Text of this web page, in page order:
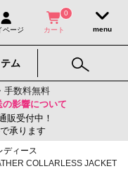
ページ
0
カート
ム
手数料無料
影響について
販受付中！
承ります
ディース
COLLARLESS JACKET